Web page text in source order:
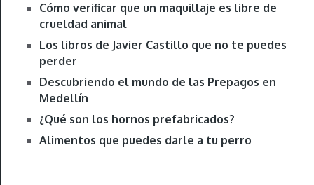
Cómo verificar que un maquillaje es libre de
crueldad animal
Los libros de Javier Castillo que no te puedes
perder
Descubriendo el mundo de las Prepagos en
Medellín
¿Qué son los hornos prefabricados?
Alimentos que puedes darle a tu perro